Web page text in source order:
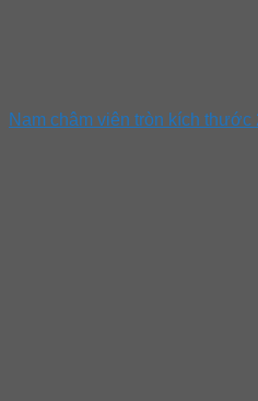
Nam châm viên tròn kích thước